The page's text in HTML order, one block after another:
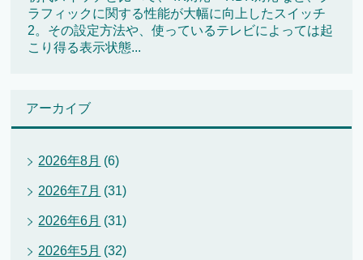
ラフィックに関する性能が大幅に向上したスイッチ
2。その設定方法や、使っているテレビによっては起
こり得る表示状態...
アーカイブ
2026年8月 (6)
2026年7月 (31)
2026年6月 (31)
2026年5月 (32)